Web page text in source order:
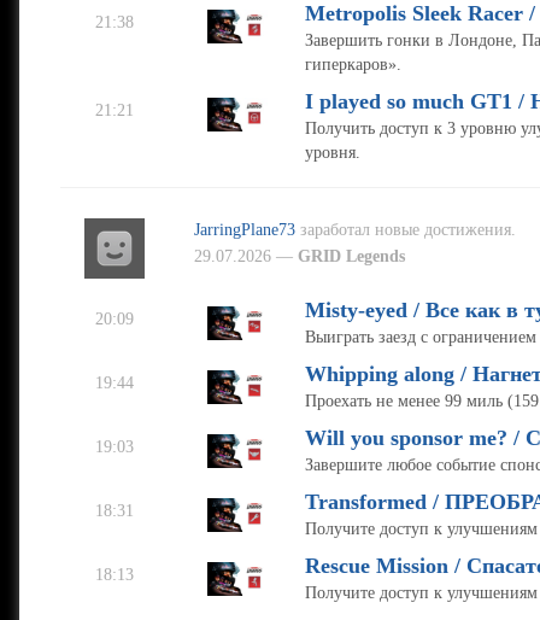
21:38 Metropolis Sleek Racer
Завершить гонки в Лондоне,
гиперкаров».
21:21 I played so much GT1 /
Получить доступ к 3 уровню
уровня.
JarringPlane73 заработал новые достижения.
29.07.2026 —GRID Legends
20:09 Misty-eyed / Все как в
Выиграть заезд с
19:44 Whipping along /
Проехать не менее 99 миль
19:03 Will you sponsor me? /
Завершите любое событие
18:31 Transformed /
Получите доступ к
18:13 Rescue Mission /
Получите доступ к